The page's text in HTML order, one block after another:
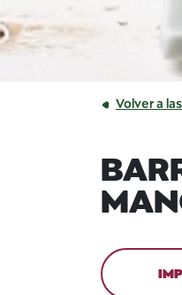
Volver a